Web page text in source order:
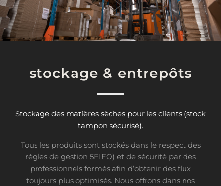
stockage & entrepôts
Stockage des matières sèches pour les clients (stock
tampon sécurisé).
Tous les produits sont stockés dans le respect des
règles de gestion 5FIFO) et de sécurité par des
professionnels formés afin d’obtenir des flux
toujours plus optimisés. Nous offrons dans nos